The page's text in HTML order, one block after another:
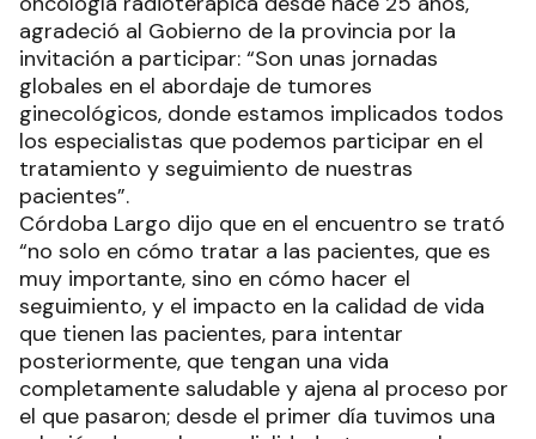
agradeció al Gobierno de la provincia por la
invitación a participar: “Son unas jornadas
globales en el abordaje de tumores
ginecológicos, donde estamos implicados todos
los especialistas que podemos participar en el
tratamiento y seguimiento de nuestras
pacientes”.
Córdoba Largo dijo que en el encuentro se trató
“no solo en cómo tratar a las pacientes, que es
muy importante, sino en cómo hacer el
seguimiento, y el impacto en la calidad de vida
que tienen las pacientes, para intentar
posteriormente, que tengan una vida
completamente saludable y ajena al proceso por
el que pasaron; desde el primer día tuvimos una